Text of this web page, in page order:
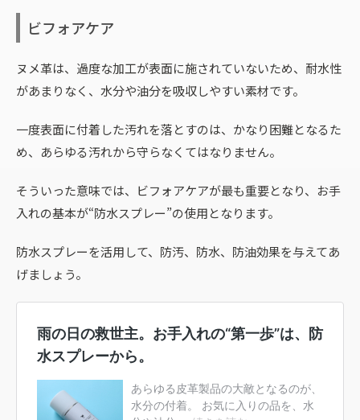
ビフォアケア
ヌメ革は、過度な加工が表面に施されていないため、耐水性
があまりなく、水分や油分を吸収しやすい素材です。
一度表面に付着した汚れを落とすのは、かなり困難となるた
め、あらゆる汚れから守らなくてはなりません。
そういった意味では、ビフォアケアが最も重要となり、お手
入れの基本が“防水スプレー”の使用となります。
防水スプレーを活用して、防汚、防水、防油効果を与えてあ
げましょう。